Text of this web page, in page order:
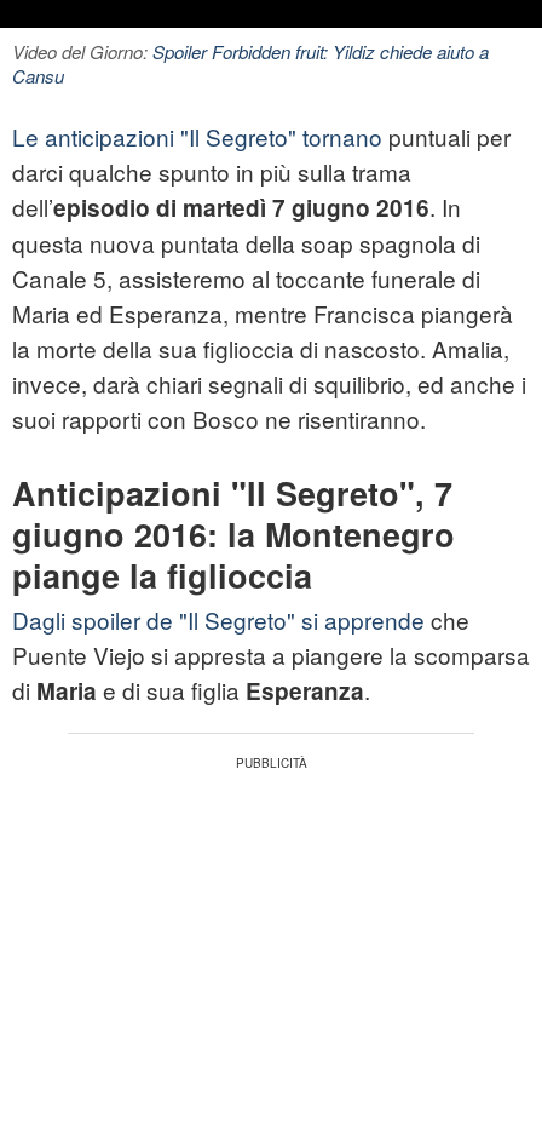
Video del Giorno:Spoiler Forbidden fruit: Yildiz chiede aiuto a
Cansu
Le anticipazioni "Il Segreto" tornano puntuali per
darci qualche spunto in più sulla trama
dell’episodio di martedì 7 giugno 2016. In
questa nuova puntata della soap spagnola di
Canale 5, assisteremo al toccante funerale di
Maria ed Esperanza, mentre Francisca piangerà
la morte della sua figlioccia di nascosto. Amalia,
invece, darà chiari segnali di squilibrio, ed anche i
suoi rapporti con Bosco ne risentiranno.
Anticipazioni "Il Segreto", 7
giugno 2016: la Montenegro
piange la figlioccia
Dagli spoiler de "Il Segreto" si apprende che
Puente Viejo si appresta a piangere la scomparsa
di Maria e di sua figlia Esperanza.